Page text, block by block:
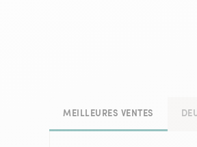
MEILLEURES VENTES